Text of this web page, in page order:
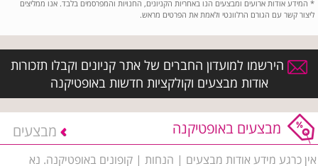
* המידע אודות ארועים ומבצעים הנו באחריות הקניונים, החנויות והמפרסמים בלבד. אנו ממליצים
ליצור קשר עם הגורם הרלוונטי ולאמת את הפרטים מראש.
הירשמו למועדון החברים של אתר קניונים וקבלו תזכורות
אודות מבצעים וקולקציות חדשות באופטיקנה
מבצעים באופטיקנה מבצעים
אין כרגע מידע אודות מבצעים | הנחות | קופונים באופטיקנה. נא